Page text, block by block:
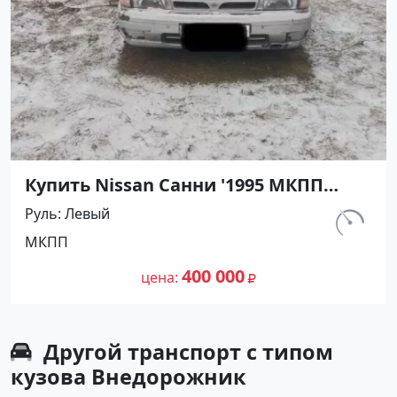
Купить Nissan Санни '1995 МКПП
(1400/90 л.с.) Бензин карбюратор
Абинск цвет Серебристый Седан по
цене 400000 рублей, объявление
№27476 на сайте Авторынок23
км.
Руль Левый
МКПП
цена 400 000
Другой транспорт с типом
кузова Внедорожник